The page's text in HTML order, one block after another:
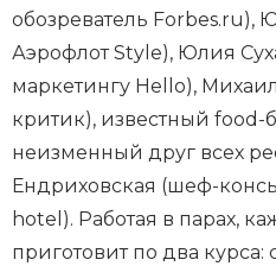
обозреватель Forbes.ru),
Аэрофлот Style), Юлия
маркетингу Hello),
критик), известный
неизменный друг всех
Ендриховская (шеф-
hotel). Работая в парах,
приготовит по два